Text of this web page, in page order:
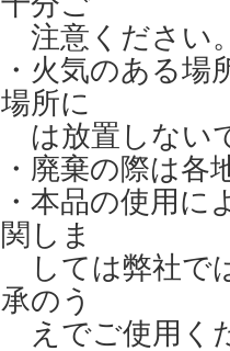
注意ください
・火気のある場
場所に
は放置しない
・廃棄の際は
・本品の使用
関しま
しては弊社で
承のう
えでご使用く